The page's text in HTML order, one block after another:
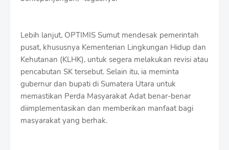
Lebih lanjut, OPTIMIS Sumut mendesak pemerintah
pusat, khususnya Kementerian Lingkungan Hidup dan
Kehutanan (KLHK), untuk segera melakukan revisi atau
pencabutan SK tersebut. Selain itu, ia meminta
gubernur dan bupati di Sumatera Utara untuk
memastikan Perda Masyarakat Adat benar-benar
diimplementasikan dan memberikan manfaat bagi
masyarakat yang berhak.